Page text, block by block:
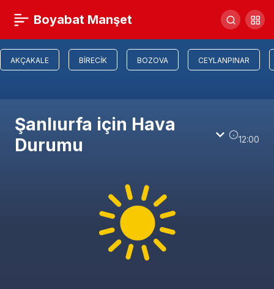
Boyabat Manşet
AKÇAKALE BIRECIK BOZOVA CEYLANPINAR
Şanlıurfa için Hava
Durumu
12:00